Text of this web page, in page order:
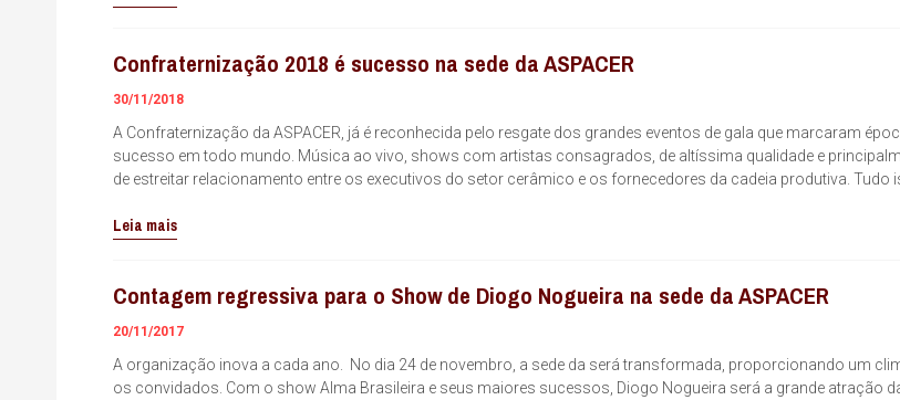
Confraternização 2018 é sucesso na sede da ASPACER
30/11/2018
A Confraternização da ASPACER, já é reconhecida pelo resgate dos grandes eventos de gala que marcaram
sucesso em todo mundo. Música ao vivo, shows com artistas consagrados, de altíssima qualidade e
de estreitar relacionamento entre os executivos do setor cerâmico e os fornecedores da cadeia produtiva. Tudo
Leia mais
Contagem regressiva para o Show de Diogo Nogueira na sede da ASPACER
20/11/2017
A organização inova a cada ano. No dia 24 de novembro, a sede da será transformada, proporcionando um
os convidados. Com o show Alma Brasileira e seus maiores sucessos, Diogo Nogueira será a grande atração